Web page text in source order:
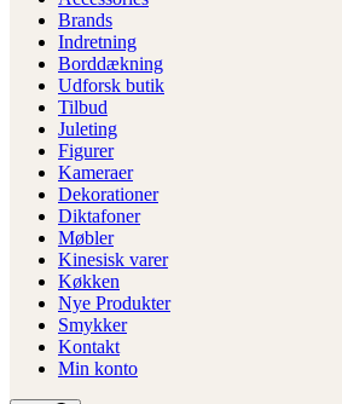
Brands
Indretning
Borddækning
Udforsk butik
Tilbud
Juleting
Figurer
Kameraer
Dekorationer
Diktafoner
Møbler
Kinesisk varer
Køkken
Nye Produkter
Smykker
Kontakt
Min konto